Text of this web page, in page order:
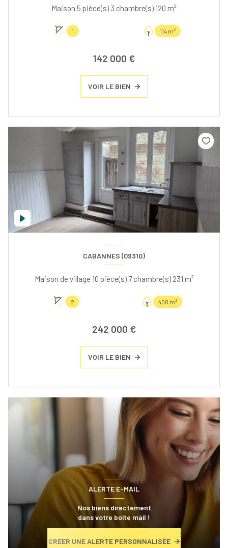
Maison 5 pièce(s) 3 chambre(s) 120 m²
1 114 m²
142 000 €
VOIR LE BIEN
CABANNES (09310)
Maison de village 10 pièce(s) 7 chambre(s) 231 m²
2 400 m²
242 000 €
VOIR LE BIEN
ALERTE E-MAIL
Nos biens directement
dans votre boite mail !
CRÉER UNE ALERTE PERSONNALISÉE